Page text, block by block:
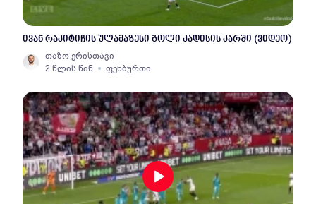
ივან რაკიტიჩის ულამაზესი გოლი კადისის კარში (ვიდეო)
თაზო ერისთავი
2 წლის წინ
ფეხბურთი